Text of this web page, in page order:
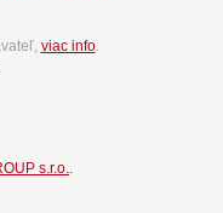
viac info.
s.r.o..